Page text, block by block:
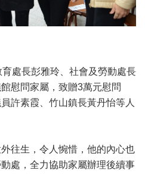
處長彭雅玲、社會及勞動處長
慰問家屬，致贈3萬元慰問
許素霞、竹山鎮長黃丹怡等人
往生，令人惋惜，他的內心也
處，全力協助家屬辦理後續事